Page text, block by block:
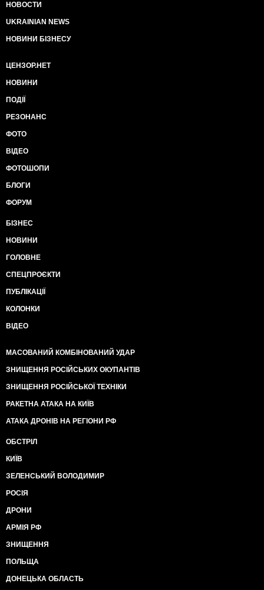
НОВОСТИ
UKRAINIAN NEWS
НОВИНИ БІЗНЕСУ
ЦЕНЗОР.НЕТ
НОВИНИ
ПОДІЇ
РЕЗОНАНС
ФОТО
ВІДЕО
ФОТОШОПИ
БЛОГИ
ФОРУМ
БІЗНЕС
НОВИНИ
ГОЛОВНЕ
СПЕЦПРОЄКТИ
ПУБЛІКАЦІЇ
КОЛОНКИ
ВІДЕО
МАСОВАНИЙ КОМБІНОВАНИЙ УДАР
ЗНИЩЕННЯ РОСІЙСЬКИХ ОКУПАНТІВ
ЗНИЩЕННЯ РОСІЙСЬКОЇ ТЕХНІКИ
РАКЕТНА АТАКА НА КИЇВ
АТАКА ДРОНІВ НА РЕГІОНИ РФ
ОБСТРІЛ
КИЇВ
ЗЕЛЕНСЬКИЙ ВОЛОДИМИР
РОСІЯ
ДРОНИ
АРМІЯ РФ
ЗНИЩЕННЯ
ПОЛЬЩА
ДОНЕЦЬКА ОБЛАСТЬ